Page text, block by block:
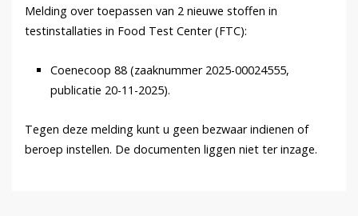
Melding over toepassen van 2 nieuwe stoffen in
testinstallaties in Food Test Center (FTC):
Coenecoop 88 (zaaknummer 2025-00024555,
publicatie 20-11-2025).
Tegen deze melding kunt u geen bezwaar indienen of
beroep instellen. De documenten liggen niet ter inzage.